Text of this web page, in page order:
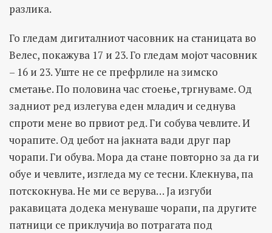
разлика.
Го гледам дигиталниот часовник на станицата во
Велес, покажува 17 и 23. Го гледам мојот часовник
– 16 и 23. Уште не се префрлиле на зимско
сметање. По половина час стоење, тргнуваме. Од
задниот ред излегува еден младич и седнува
спроти мене во првиот ред. Ги собува чевлите. И
чорапите. Од џебот на јакната вади друг пар
чорапи. Ги обува. Мора да стане повторно за да ги
обуе и чевлите, изгледа му се тесни. Клекнува, па
потскокнува. Не ми се верува… Ја изгуби
ракавицата додека менуваше чорапи, па другите
патници се приклучија во потрагата под